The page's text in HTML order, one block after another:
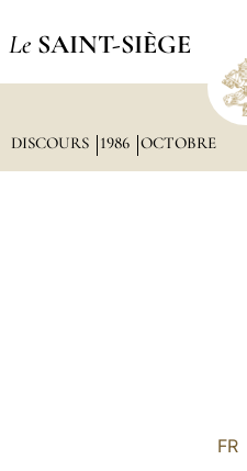
Le SAINT-SIÈGE
DISCOURS 1986 OCTOBRE
FR